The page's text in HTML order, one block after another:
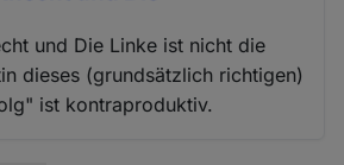
und Die Linke ist nicht die
dieses (grundsätzlich richtigen)
ist kontraproduktiv.